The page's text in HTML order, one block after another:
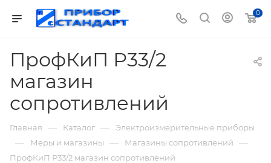
0
ПрофКиП Р33/2
магазин
сопротивлений
Главная — Каталог — Электроизмерительные приборы
— Меры и магазины — Магазины сопротивлений —
ПрофКиП Р33/2 магазин сопротивлений